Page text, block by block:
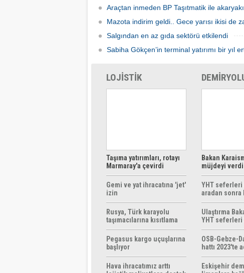
Araçtan inmeden BP Taşıtmatik ile
Mazota indirim geldi.. Gece yarısı ikisi de
Salgından en az gıda sektörü etkilendi
Sabiha Gökçen’in terminal yatırımı bir yıl
LOJİSTİK
Taşıma yatırımları, rotayı
Marmaray'a çevirdi
Gemi ve yat ihracatına 'jet'
izin
Rusya, Türk karayolu
taşımacılarına kısıtlama
getirebilir
Pegasus kargo uçuşlarına
başlıyor
Hava ihracatımız arttı
Bakan
müjdeyi verdi
ücretsiz
YHT seferleri
aradan sonra
Ulaştırma
YHT seferleri
başlıyor
OSB-Gebze-
hattı 2023'te
Eskişehir